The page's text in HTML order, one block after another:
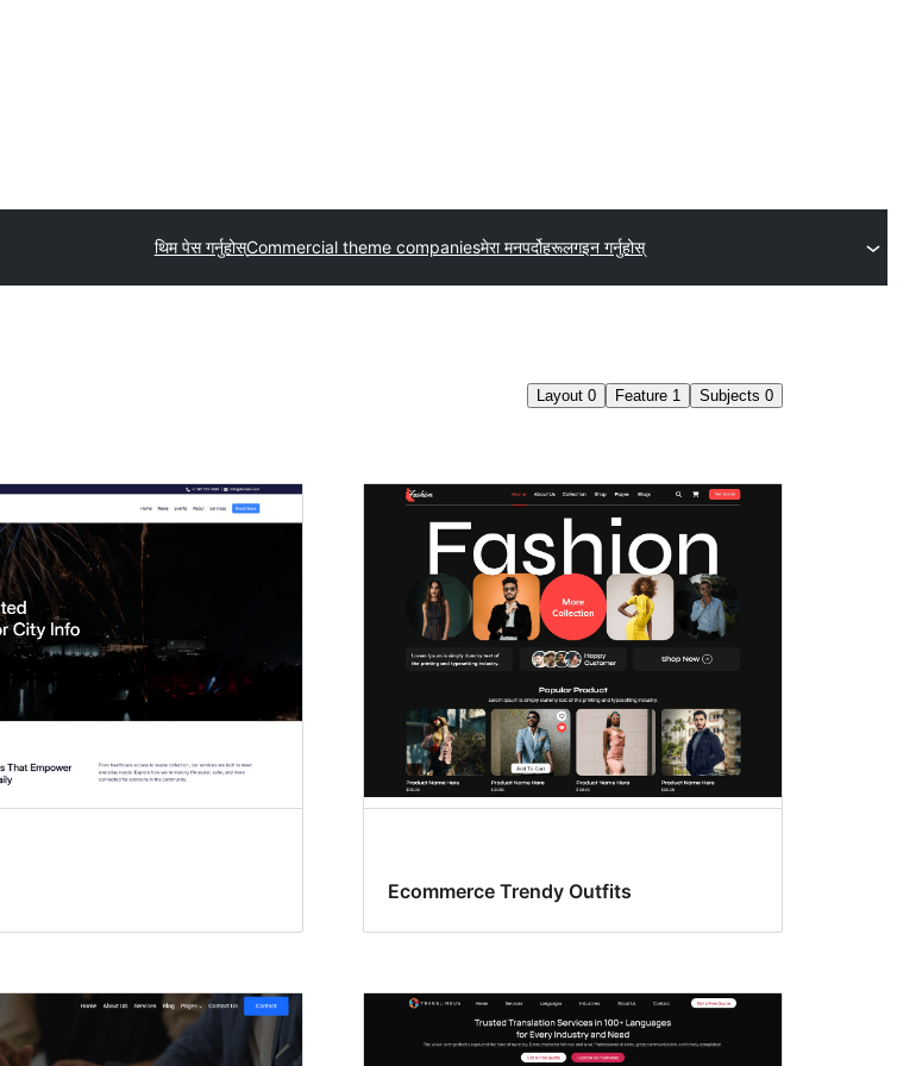
थिम पेस गर्नुहोस्Commercial theme companiesमेरा मनपर्दोहरूलगइन गर्नुहोस्
Layout 0 Feature 1 Subjects 0
Ecommerce Trendy Outfits